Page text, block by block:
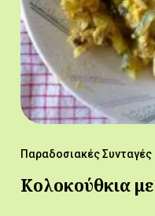
Παραδοσιακές Συνταγές
Κολοκούθκια